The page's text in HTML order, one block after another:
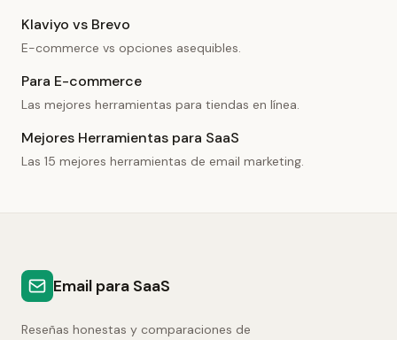
Klaviyo vs Brevo
E-commerce vs opciones asequibles.
Para E-commerce
Las mejores herramientas para tiendas en línea.
Mejores Herramientas para SaaS
Las 15 mejores herramientas de email marketing.
Email para SaaS
Reseñas honestas y comparaciones de